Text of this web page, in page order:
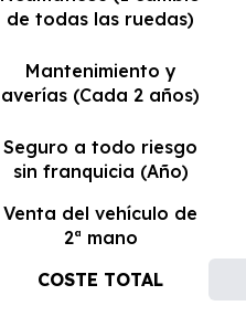
de todas las ruedas)
Mantenimiento y
averías (Cada 2 años)
Seguro a todo riesgo
sin franquicia (Año)
Venta del vehículo de
2ª mano
COSTE TOTAL